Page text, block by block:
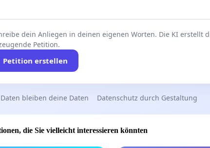
dein Anliegen in deinen eigenen Worten. Die KI erstellt
Petition.
Petition erstellen
bleiben deine Daten Datenschutz durch Gestaltung
die Sie vielleicht interessieren könnten